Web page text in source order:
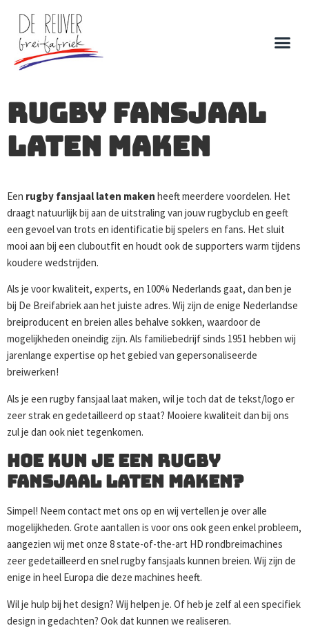
Rugby fansjaal
laten maken
Een rugby fansjaal laten maken heeft meerdere voordelen. Het
draagt natuurlijk bij aan de uitstraling van jouw rugbyclub en geeft
een gevoel van trots en identificatie bij spelers en fans. Het sluit
mooi aan bij een cluboutfit en houdt ook de supporters warm tijdens
koudere wedstrijden.
Als je voor kwaliteit, experts, en 100% Nederlands gaat, dan ben je
bij De Breifabriek aan het juiste adres. Wij zijn de enige Nederlandse
breiproducent en breien alles behalve sokken, waardoor de
mogelijkheden oneindig zijn. Als familiebedrijf sinds 1951 hebben wij
jarenlange expertise op het gebied van gepersonaliseerde
breiwerken!
Als je een rugby fansjaal laat maken, wil je toch dat de tekst/logo er
zeer strak en gedetailleerd op staat? Mooiere kwaliteit dan bij ons
zul je dan ook niet tegenkomen.
Hoe kun je een rugby
fansjaal laten maken?
Simpel! Neem contact met ons op en wij vertellen je over alle
mogelijkheden. Grote aantallen is voor ons ook geen enkel probleem,
aangezien wij met onze 8 state-of-the-art HD rondbreimachines
zeer gedetailleerd en snel rugby fansjaals kunnen breien. Wij zijn de
enige in heel Europa die deze machines heeft.
Wil je hulp bij het design? Wij helpen je. Of heb je zelf al een specifiek
design in gedachten? Ook dat kunnen we realiseren.